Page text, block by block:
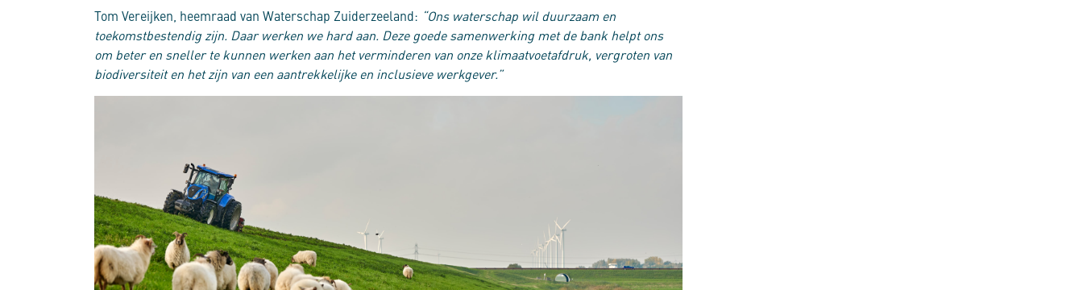
Tom Vereijken, heemraad van Waterschap Zuiderzeeland: “Ons waterschap wil duurzaam en
toekomstbestendig zijn. Daar werken we hard aan. Deze goede samenwerking met de bank helpt ons
om beter en sneller te kunnen werken aan het verminderen van onze klimaatvoetafdruk, vergroten van
biodiversiteit en het zijn van een aantrekkelijke en inclusieve werkgever.”